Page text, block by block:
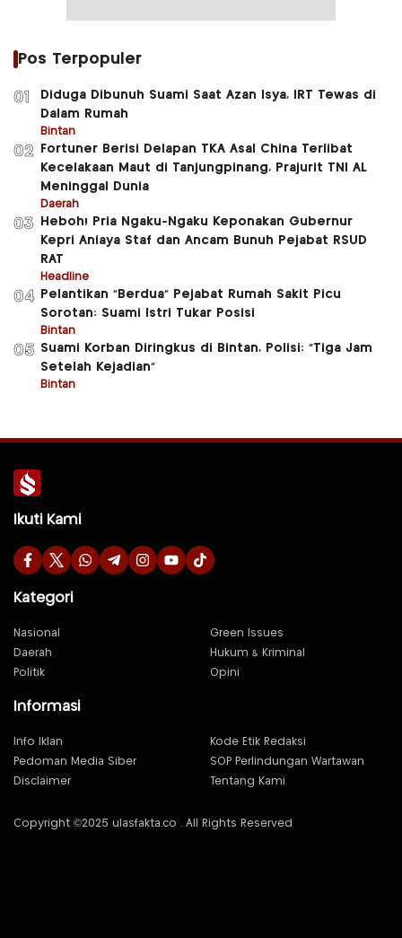
Pos Terpopuler
01
Diduga Dibunuh Suami Saat Azan Isya, IRT Tewas di
Dalam Rumah
Bintan
02
Fortuner Berisi Delapan TKA Asal China Terlibat
Kecelakaan Maut di Tanjungpinang, Prajurit TNI AL
Meninggal Dunia
Daerah
03
Heboh! Pria Ngaku-Ngaku Keponakan Gubernur
Kepri Aniaya Staf dan Ancam Bunuh Pejabat RSUD
RAT
Headline
04
Pelantikan “Berdua” Pejabat Rumah Sakit Picu
Sorotan: Suami Istri Tukar Posisi
Bintan
05 Suami Korban Diringkus di Bintan, Polisi: “Tiga Jam
Setelah Kejadian”
Bintan
Ikuti Kami
Kategori
Nasional
Green Issues
Daerah
Hukum & Kriminal
Politik
Opini
Informasi
Info Iklan
Kode Etik Redaksi
Pedoman Media Siber
SOP Perlindungan Wartawan
Disclaimer
Tentang Kami
Copyright ©2025 ulasfakta.co . All Rights Reserved